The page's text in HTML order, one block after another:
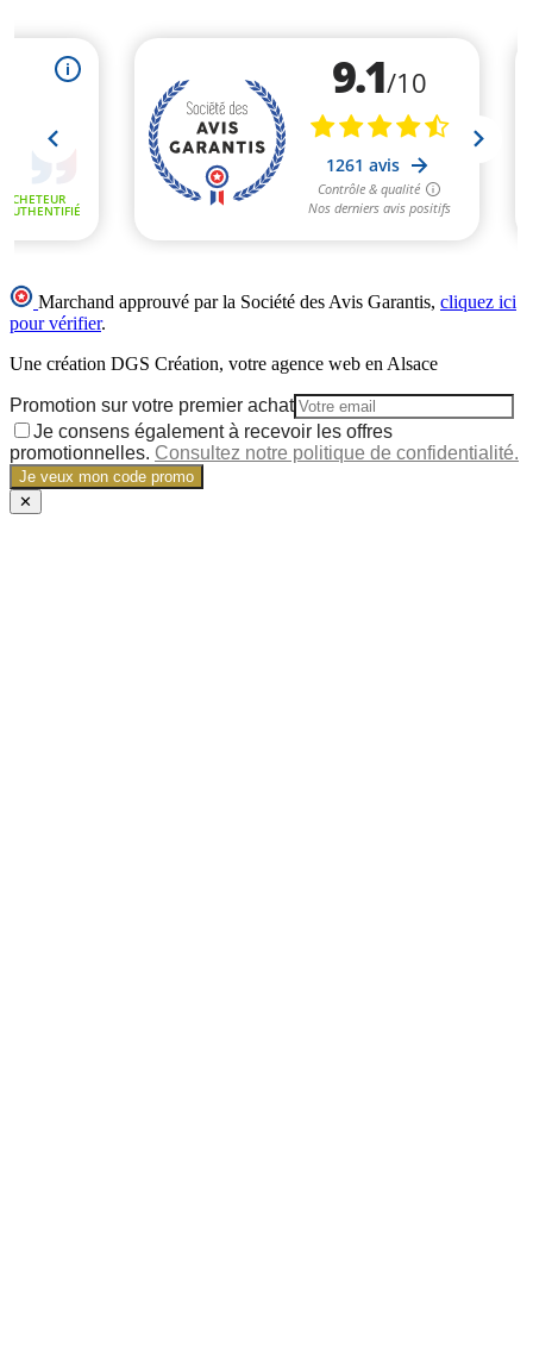
Marchand approuvé par la Société des Avis Garantis, cliquez ici
pour vérifier.
Une création DGS Création, votre agence web en Alsace
Promotion sur votre premier achat
Je consens également à recevoir les offres
promotionnelles. Consultez notre politique de confidentialité.
Je veux mon code promo
✕